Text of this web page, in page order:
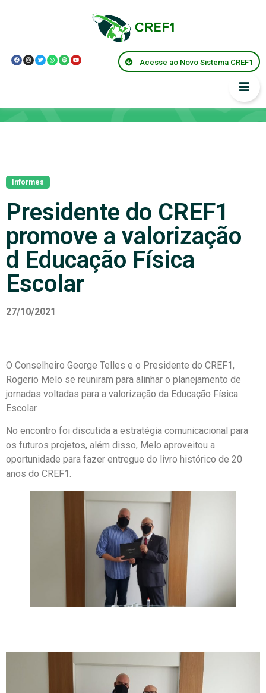
Acesse ao Novo Sistema CREF1
Informes
Presidente do CREF1
promove a valorização
d Educação Física
Escolar
27/10/2021
O Conselheiro George Telles e o Presidente do CREF1,
Rogerio Melo se reuniram para alinhar o planejamento de
jornadas voltadas para a valorização da Educação Física
Escolar.
No encontro foi discutida a estratégia comunicacional para
os futuros projetos, além disso, Melo aproveitou a
oportunidade para fazer entregue do livro histórico de 20
anos do CREF1.